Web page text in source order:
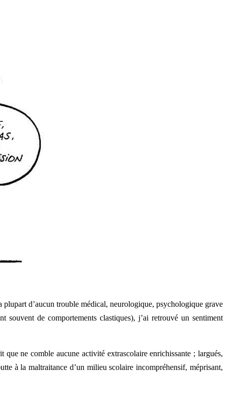
d’aucun trouble médical, neurologique, psychologique grave
souvent de comportements clastiques), j’ai retrouvé un sentiment
ne comble aucune activité extrascolaire enrichissante ; largués,
à la maltraitance d’un milieu scolaire incompréhensif, méprisant,